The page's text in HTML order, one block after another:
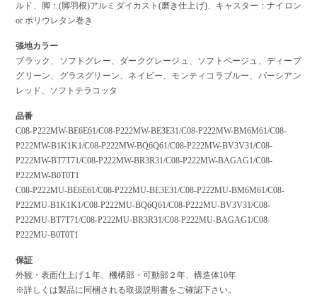
ルド、脚：(脚羽根)アルミダイカスト(磨き仕上げ)、キャスター：ナイロン
or ポリウレタン巻き
張地カラー
ブラック、ソフトグレー、ダークグレージュ、ソフトベージュ、ディープ
グリーン、グラスグリーン、ネイビー、モンティコラブルー、パーシアン
レッド、ソフトテラコッタ
品番
C08-P222MW-BE6E61/C08-P222MW-BE3E31/C08-P222MW-BM6M61/C08-
P222MW-B1K1K1/C08-P222MW-BQ6Q61/C08-P222MW-BV3V31/C08-
P222MW-BT7T71/C08-P222MW-BR3R31/C08-P222MW-BAGAG1/C08-
P222MW-B0T0T1
C08-P222MU-BE6E61/C08-P222MU-BE3E31/C08-P222MU-BM6M61/C08-
P222MU-B1K1K1/C08-P222MU-BQ6Q61/C08-P222MU-BV3V31/C08-
P222MU-BT7T71/C08-P222MU-BR3R31/C08-P222MU-BAGAG1/C08-
P222MU-B0T0T1
保証
外観・表面仕上げ１年、機構部・可動部２年、構造体10年
※詳しくは製品に同梱される取扱説明書をご確認下さい。